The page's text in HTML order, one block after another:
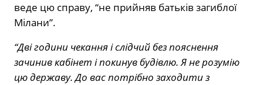
веде цю справу, “не прийняв батьків загиблої
Мілани”.
“Дві години чекання і слідчий без пояснення
зачинив кабінет і покинув будівлю. Я не розумію
цю державу. До вас потрібно заходити з